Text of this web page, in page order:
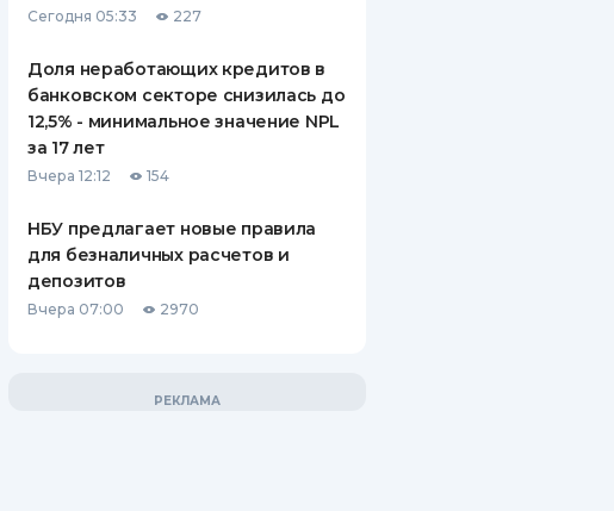
КОНТАКТЫ
Сегодня 05:33 227
Доля неработающих кредитов в
банковском секторе снизилась до
12,5% - минимальное значение NPL
за 17 лет
Вчера 12:12 154
НБУ предлагает новые правила
для безналичных расчетов и
депозитов
Вчера 07:00 2970